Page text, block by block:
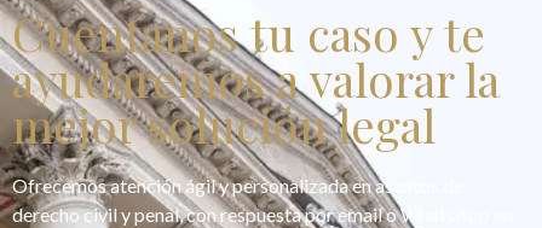
Cuentanos tu caso y te
ayudaremos a valorar la
mejor solución legal
Ofrecemos atención ágil y personalizada en asuntos de
derecho civil y penal, con respuesta por email o WhatsApp en